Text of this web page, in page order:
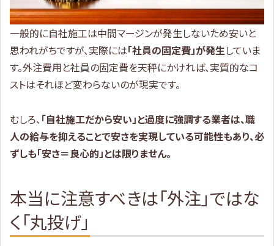
一般的に自社施工は中間マージンが発生しないため安いと
思われがちですが、実際には「社員の固定費」が発生していま
す。外注費用と社員の固定費を天秤にかければ、実質的なコ
ストはそれほど変わらないのが現実です。
むしろ、 「自社施工だから安い」と過度に強調する業者は、職
人の給与を抑えることで安さを実現している可能性もあり、必
ずしも「安さ＝良心的」とは限りません。
本当に注意すべきは「外注」ではな
く「丸投げ」